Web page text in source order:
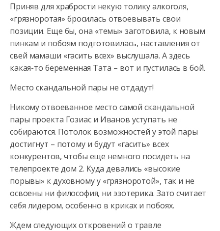
Приняв для храбрости некую толику алкоголя,
«грязноротая» бросилась отвоевывать свои
позиции. Еще бы, она «темы» заготовила, к новым
пинкам и побоям подготовилась, наставления от
свей мамаши «гасить всех» выслушала. А здесь
какая-то беременная Тата – вот и пустилась в бой.
Место скандальной пары не отдадут!
Никому отвоеванное место самой скандальной
пары проекта Гозиас и Иванов уступать не
собираются. Потолок возможностей у этой пары
достигнут – потому и будут «гасить» всех
конкурентов, чтобы еще немного посидеть на
телепроекте дом 2. Куда девались «высокие
порывы» к духовному у «грязноротой», так и не
освоены ни философия, ни эзотерика. Зато считает
себя лидером, особенно в криках и побоях.
Ждем следующих откровений о травле